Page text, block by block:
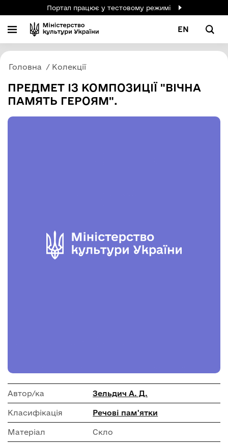
Портал працює у тестовому режимі
EN
Головна Колекції
ПРЕДМЕТ ІЗ КОМПОЗИЦІЇ "ВІЧНА
ПАМЯТЬ ГЕРОЯМ".
Автор/ка Зельдич А. Д.
Класифікація Речові пам'ятки
Матеріал Скло